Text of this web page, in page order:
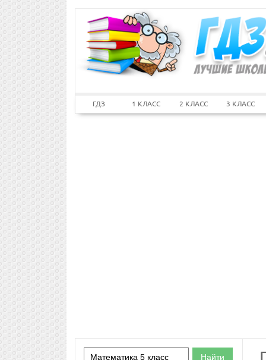
ГДЗ 1 КЛАСС 2 КЛАСС 3 КЛАСС